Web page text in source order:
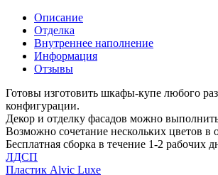
Описание
Отделка
Внутреннее наполнение
Информация
Отзывы
Готовы изготовить шкафы-купе любого
конфигурации.
Декор и отделку фасадов можно
Возможно сочетание нескольких цветов в
Бесплатная сборка в течение 1-2 рабочих
ЛДСП
Пластик Alvic Luxe